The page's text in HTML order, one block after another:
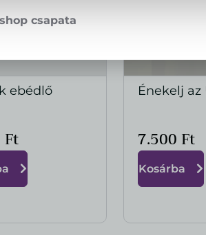
ebédlő
Ft
Énekelj az
7.500 Ft
Kosárba
csapata